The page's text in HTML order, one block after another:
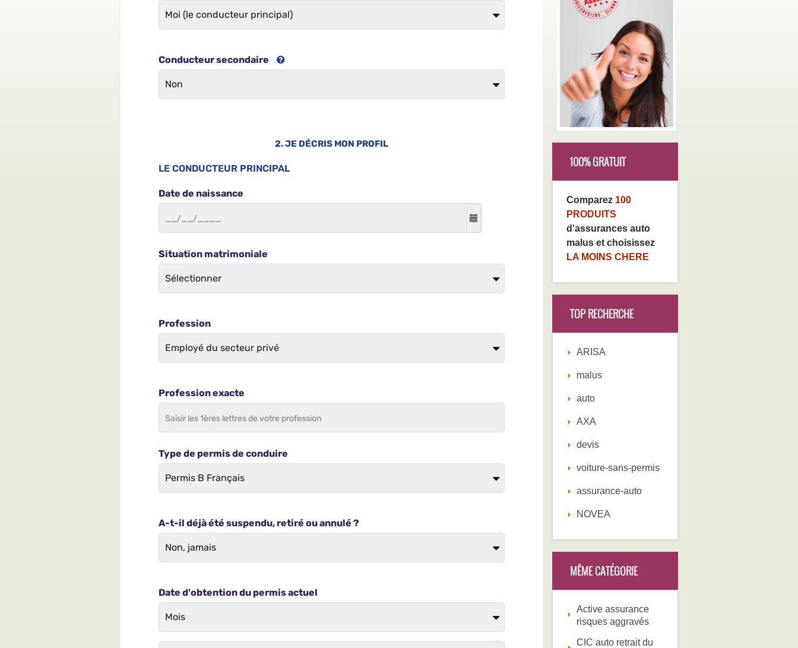
100% GRATUIT
Comparez 100
PRODUITS
d'assurances auto
malus et choisissez
LA MOINS CHERE
TOP RECHERCHE
ARISA
malus
auto
AXA
devis
voiture-sans-permis
assurance-auto
NOVEA
MÊME CATÉGORIE
Active assurance
risques aggravés
CIC auto retrait du